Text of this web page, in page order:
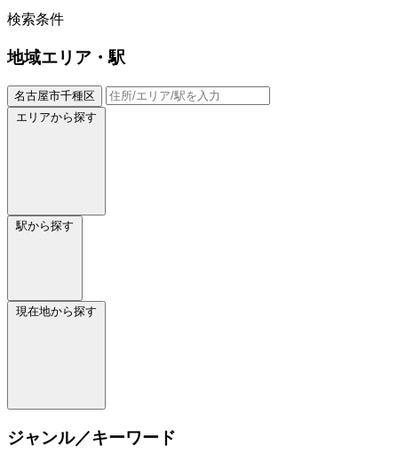
検索条件
地域エリア・駅
名古屋市千種区
エリアから探す
駅から探す
現在地から探す
ジャンル／キーワード